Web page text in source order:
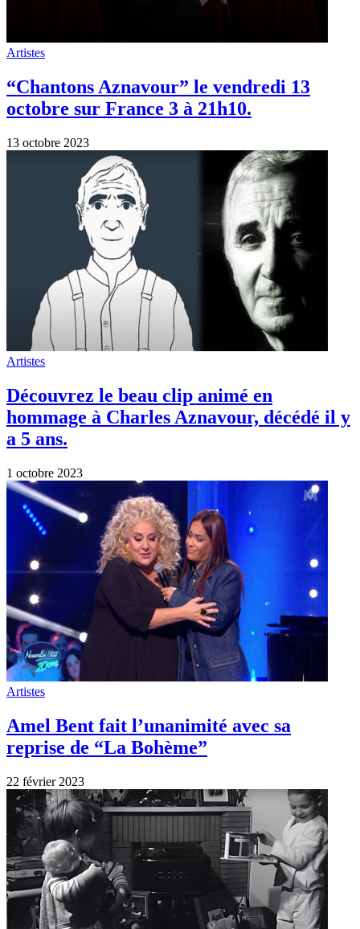
Découvrez le beau clip animé en
hommage à Charles Aznavour, décédé il y
a 5 ans.
1 octobre 2023
Artistes
Amel Bent fait l’unanimité avec sa
reprise de “La Bohème”
22 février 2023
Artistes
“Noël à Paris” Charles Aznavour. Des
images nostalgiques de Noël autrefois
24 décembre 2022